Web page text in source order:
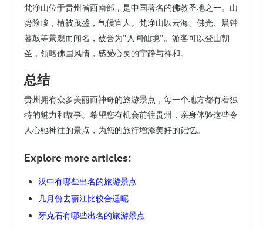
梵净山位于贵州省西南部，是中国著名的佛教圣地之一。山
势险峻，植被茂盛，气候宜人。梵净山以云海、佛光、晨钟
暮鼓等景观而闻名，被誉为”人间仙境”。游客可以登山朝
圣，领略佛国风情，感受心灵的宁静与祥和。
总结
贵州拥有众多美丽而神奇的旅游景点，每一个地方都有着独
特的魅力和故事。希望您有机会前往贵州，亲身体验这些令
人心驰神往的景点，为您的旅行增添美好的记忆。
Explore more articles:
汉中有哪些出名的旅游景点
几月份去丽江比较合适呢
牙克石有哪些出名的旅游景点